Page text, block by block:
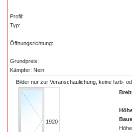
Profil:
Typ:
Öffnungsrichtung:
Grundpreis:
Kämpfer: Nein
Bilder nur zur Veranschaulichung, keine farb-
1920